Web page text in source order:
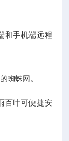
和手机端远程
蜘蛛网。
百叶可便捷安